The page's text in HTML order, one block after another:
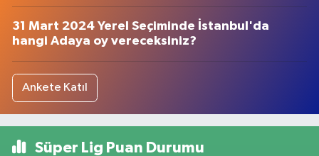
31 Mart 2024 Yerel Seçiminde İstanbul'da
hangi Adaya oy vereceksiniz?
Ankete Katıl
Süper Lig Puan Durumu